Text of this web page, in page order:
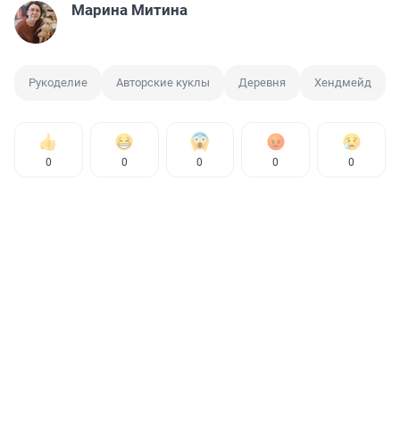
Марина Митина
Рукоделие Авторские куклы Деревня Хендмейд
0 0 0 0 0